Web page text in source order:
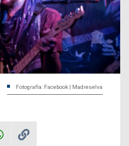
Fotografía: Facebook | Madreselva